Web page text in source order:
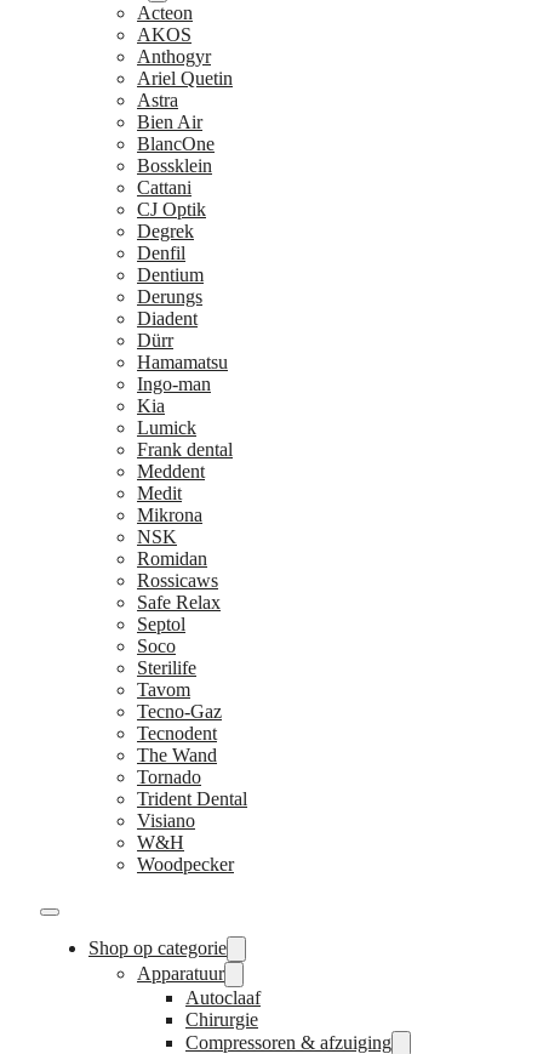
Acteon
AKOS
Anthogyr
Ariel Quetin
Astra
Bien Air
BlancOne
Bossklein
Cattani
CJ Optik
Degrek
Denfil
Dentium
Derungs
Diadent
Dürr
Hamamatsu
Ingo-man
Kia
Lumick
Frank dental
Meddent
Medit
Mikrona
NSK
Romidan
Rossicaws
Safe Relax
Septol
Soco
Sterilife
Tavom
Tecno-Gaz
Tecnodent
The Wand
Tornado
Trident Dental
Visiano
W&H
Woodpecker
Shop op categorie
Apparatuur
Autoclaaf
Chirurgie
Compressoren & afzuiging